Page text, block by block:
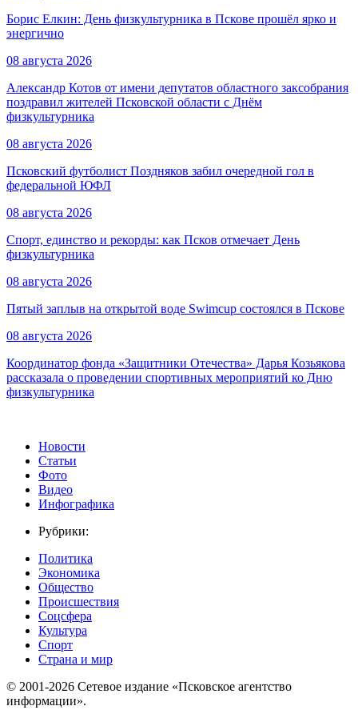
Борис Елкин: День физкультурника в Пскове прошёл ярко и
энергично
08 августа 2026
Александр Котов от имени депутатов областного заксобрания
поздравил жителей Псковской области с Днём
физкультурника
08 августа 2026
Псковский футболист Поздняков забил очередной гол в
федеральной ЮФЛ
08 августа 2026
Спорт, единство и рекорды: как Псков отмечает День
физкультурника
08 августа 2026
Пятый заплыв на открытой воде Swimcup состоялся в Пскове
08 августа 2026
Координатор фонда «Защитники Отечества» Дарья Козьякова
рассказала о проведении спортивных мероприятий ко Дню
физкультурника
Новости
Статьи
Фото
Видео
Инфографика
Рубрики:
Политика
Экономика
Общество
Происшествия
Соцсфера
Культура
Спорт
Страна и мир
© 2001-2026 Сетевое издание «Псковское агентство
информации».